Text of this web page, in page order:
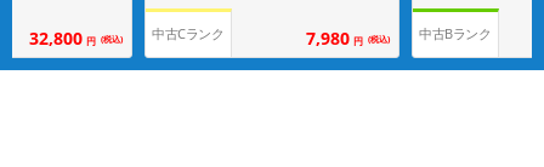
32,800 円 (税込) 中古Cランク 7,980 円 (税込) 中古Bランク